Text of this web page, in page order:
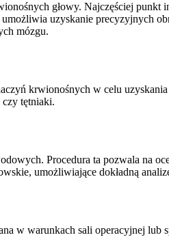
głowy. Najczęściej
uzyskanie precyzyjnych
mózgu.
krwionośnych w celu
czy tętniaki.
Procedura ta pozwala na
umożliwiające dokładną
w warunkach sali operacyjnej lub